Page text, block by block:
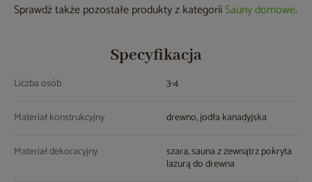
Sprawdź także pozostałe produkty z kategoriiSauny domowe.
Specyfikacja
Liczba osób 3-4
Materiał konstrukcyjny drewno, jodła kanadyjska
Materiał dekoracyjny szara, sauna z zewnątrz pokryta
lazurą do drewna